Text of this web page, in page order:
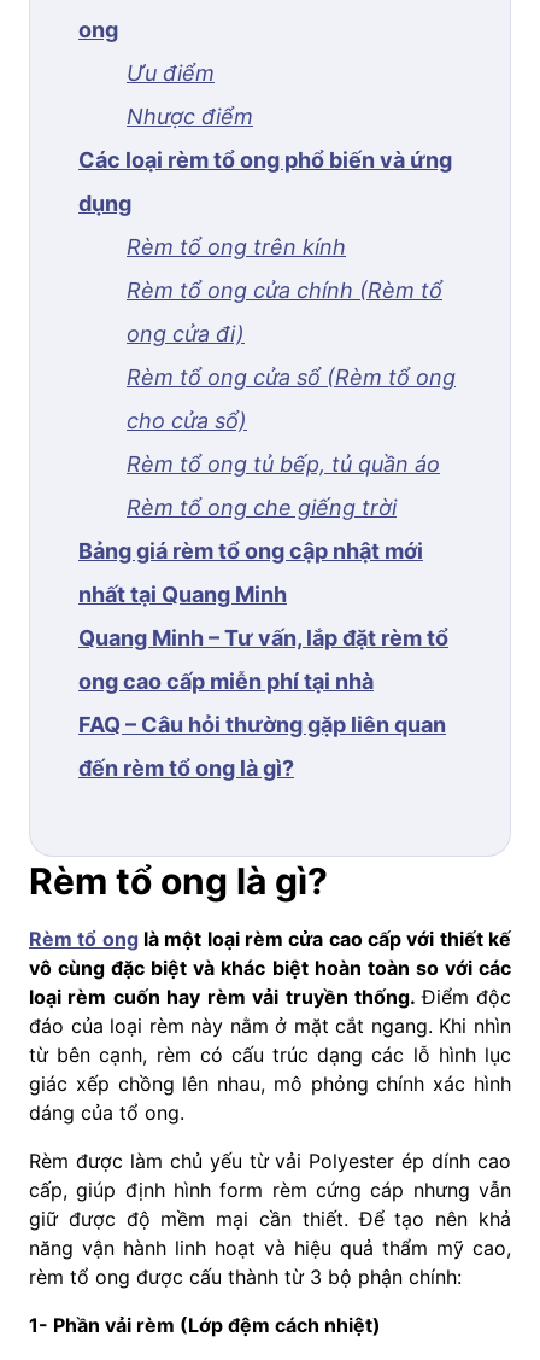
ong
Ưu điểm
Nhược điểm
Các loại rèm tổ ong phổ biến và ứng
dụng
Rèm tổ ong trên kính
Rèm tổ ong cửa chính (Rèm tổ
ong cửa đi)
Rèm tổ ong cửa sổ (Rèm tổ ong
cho cửa sổ)
Rèm tổ ong tủ bếp, tủ quần áo
Rèm tổ ong che giếng trời
Bảng giá rèm tổ ong cập nhật mới
nhất tại Quang Minh
Quang Minh – Tư vấn, lắp đặt rèm tổ
ong cao cấp miễn phí tại nhà
FAQ – Câu hỏi thường gặp liên quan
đến rèm tổ ong là gì?
Rèm tổ ong là gì?
Rèm tổ onglà một loại rèm cửa cao cấp với thiết kế
vô cùng đặc biệt và khác biệt hoàn toàn so với các
loại rèm cuốn hay rèm vải truyền thống.Điểm độc
đáo của loại rèm này nằm ở mặt cắt ngang. Khi nhìn
từ bên cạnh, rèm có cấu trúc dạng các lỗ hình lục
giác xếp chồng lên nhau, mô phỏng chính xác hình
dáng của tổ ong.
Rèm được làm chủ yếu từ vải Polyester ép dính cao
cấp, giúp định hình form rèm cứng cáp nhưng vẫn
giữ được độ mềm mại cần thiết. Để tạo nên khả
năng vận hành linh hoạt và hiệu quả thẩm mỹ cao,
rèm tổ ong được cấu thành từ 3 bộ phận chính:
1- Phần vải rèm (Lớp đệm cách nhiệt)